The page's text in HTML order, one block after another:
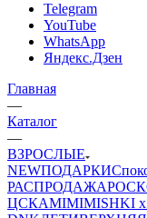
Telegram
YouTube
WhatsApp
Яндекс.Дзен
Главная
—
Каталог
—
ВЗРОСЛЫЕ
NEWПОДАРКИ
РАСПРОДАЖА
ЦСКАMIMIMISHKI